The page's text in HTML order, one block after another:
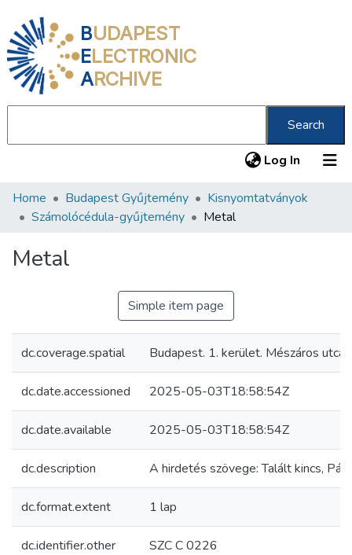
BUDAPEST
ELECTRONIC
ARCHIVE
Search
Log In (current)
Communities & Collections
Statistics
Home Budapest Gyűjtemény
Kisnyomtatványok
Számolócédula-gyűjtemény
Metal
Metal
Simple item page
dc.coverage.spatial Budapest. 1. kerület. Mészáros utca
dc.date.accessioned 2025-05-03T18:58:54Z
dc.date.available 2025-05-03T18:58:54Z
dc.description A hirdetés szövege: Talált kincs,
dc.format.extent 1 lap
dc.identifier.other SZC C 0226